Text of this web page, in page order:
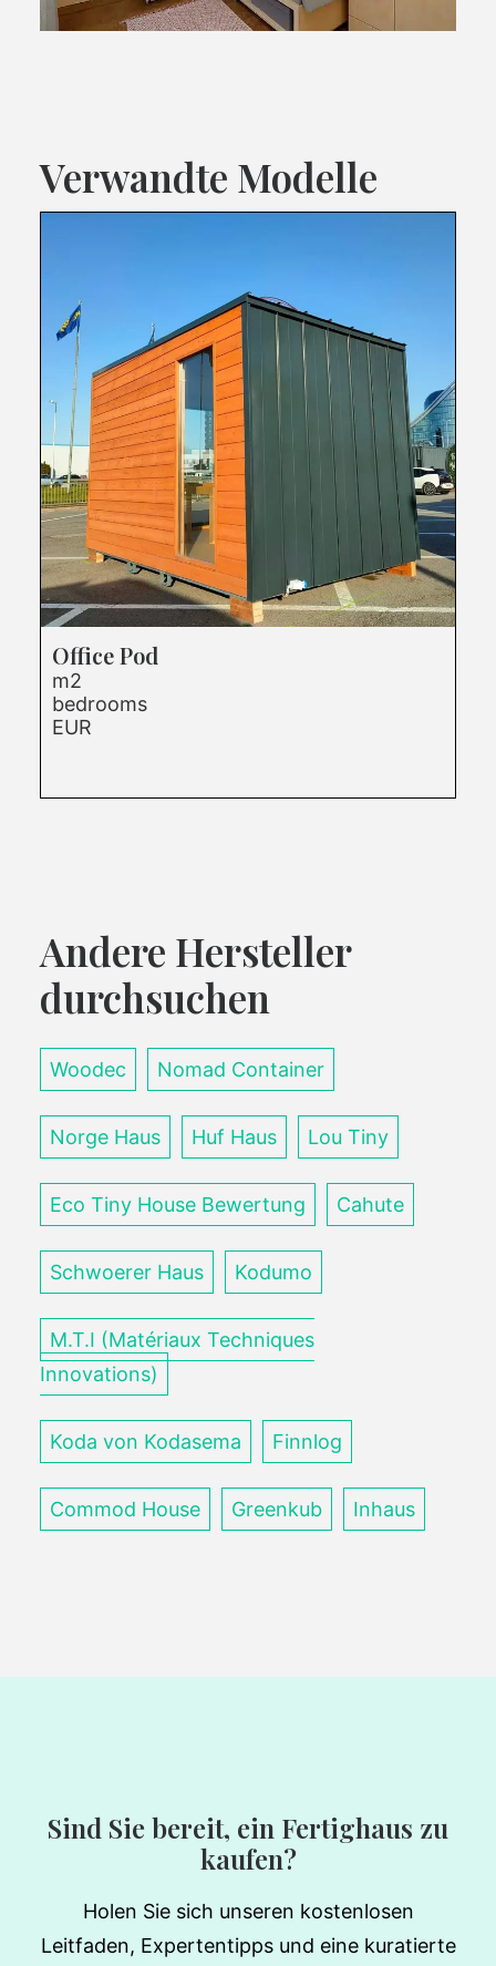
Verwandte Modelle
Office Pod
m2
bedrooms
EUR
Andere Hersteller
durchsuchen
Woodec Nomad Container
Norge Haus Huf Haus Lou Tiny
Eco Tiny House Bewertung Cahute
Schwoerer Haus Kodumo
M.T.I (Matériaux Techniques
Innovations)
Koda von Kodasema Finnlog
Commod House Greenkub Inhaus
Sind Sie bereit, ein Fertighaus zu
kaufen?
Holen Sie sich unseren kostenlosen
Leitfaden, Expertentipps und eine kuratierte